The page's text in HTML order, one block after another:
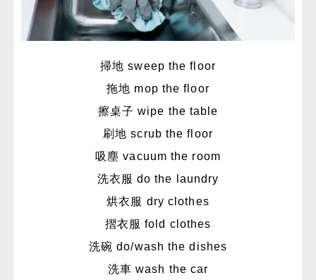
掃地 sweep the floor
拖地 mop the floor
擦桌子 wipe the table
刷地 scrub the floor
吸塵 vacuum the room
洗衣服 do the laundry
烘衣服 dry clothes
摺衣服 fold clothes
洗碗 do/wash the dishes
洗車 wash the car